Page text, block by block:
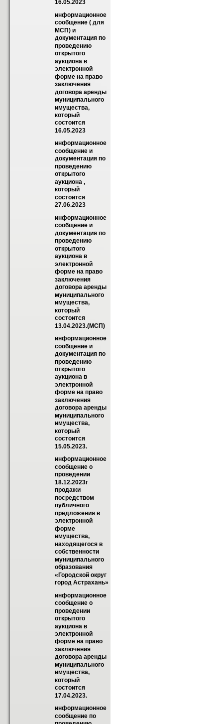
16.05.2023
информационное
сообщение ( для
МСП) и
документация по
проведению
открытого
аукциона в
электронной
форме на право
заключения
договора аренды
муниципального
имущества,
который
состоится
16.05.2023
информационное
сообщение и
документация по
проведению
открытого
аукциона ,
который
состоится
27.06.2023
информационное
сообщение и
документация по
проведению
открытого
аукциона в
электронной
форме на право
заключения
договора аренды
муниципального
имущества,
который
состоится
13.04.2023.(МСП)
информационное
сообщение и
документация по
проведению
открытого
аукциона в
электронной
форме на право
заключения
договора аренды
муниципального
имущества,
который
состоится
15.05.2023.
информационное
сообщение о
проведении
18.12.2023г
продажи
посредством
публичного
предложения в
электронной
форме
имущества,
находящегося в
собственности
муниципального
образования
«Городской округ
город Астрахань»
информационное
сообщение о
проведении
открытого
аукциона в
электронной
форме на право
заключения
договора аренды
муниципального
имущества,
который
состоится
17.04.2023.
информационное
сообщение по